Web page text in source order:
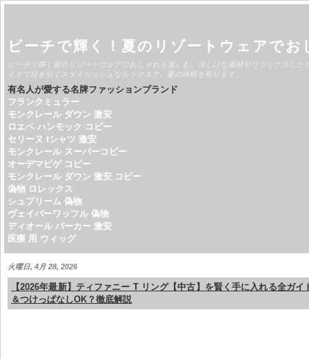
ビーチで輝く！夏のリゾートウェアでお
ビーチで輝く夏のリゾートウェアでおしゃれを楽しむ。涼しげな素材やリラックスし
イドで目を引くスタイリッシュなルックスで、夏の休暇を彩ります。
有名人が愛する名牌ファッションブランド
フランクミュラー
モンクレール ダウン 激安
ロエベ ハンモック コピー
セリーヌ tシャツ 激安
モンクレール スーパーコピー
オーデマピゲ コピー
モンクレール ダウン 激安 コピー
偽物 ロレックス
シュプリーム 偽物
ヴェイパーワッフル 偽物
ディオール パーカー 激安
医療 用 ウィッグ
火曜日, 4月 28, 2026
【2026年最新】ティファニー T リング【中古】を賢く手に入れる全ガイ
＆つけっぱなしOK？徹底解説